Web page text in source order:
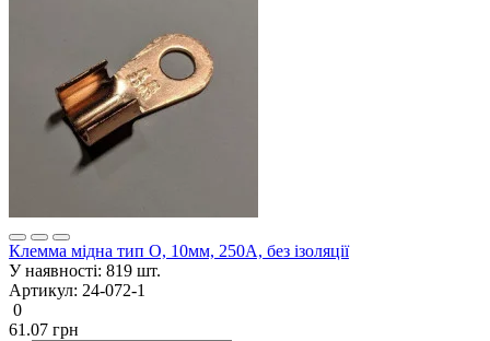
Клемма мідна тип О, 10мм, 250А, без ізоляції
У наявності: 819 шт.
Артикул: 24-072-1
0
61.07 грн